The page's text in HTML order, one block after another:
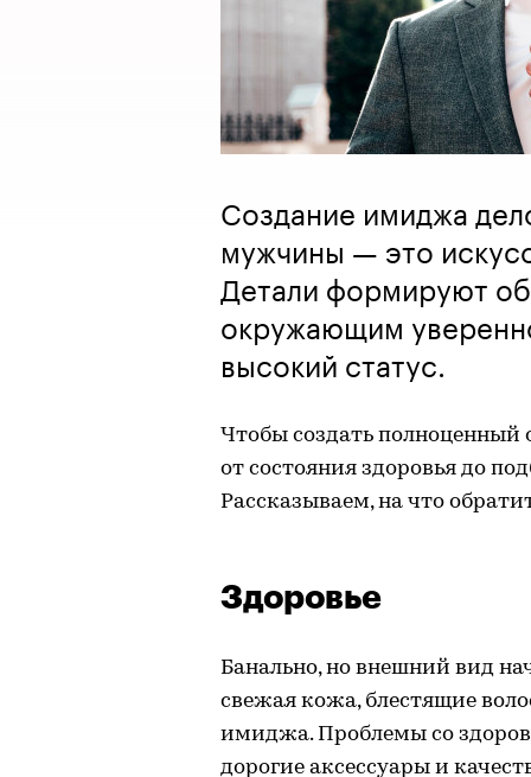
Создание имиджа
мужчины — это
Детали формируют
окружающим
высокий статус.
Чтобы создать полноценный
от состояния здоровья до
Рассказываем, на что
Здоровье
Банально, но внешний вид
свежая кожа, блестящие
имиджа. Проблемы со
дорогие аксессуары и